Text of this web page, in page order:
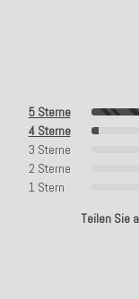
5 Sterne
4 Sterne
3 Sterne
2 Sterne
1 Stern
Teilen Sie